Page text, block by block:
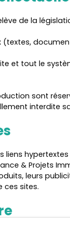
de la
(textes,
et tout le
sont
interdite
liens
& Projets
leurs
ces sites.